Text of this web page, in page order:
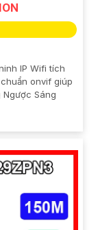
IP Wifi tích
onvif giúp
Sáng